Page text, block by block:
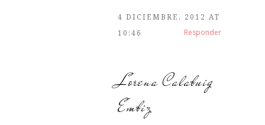
4 DICIEMBRE, 2012 AT
10:46
Responder
Lorena Calabuig
Embiz